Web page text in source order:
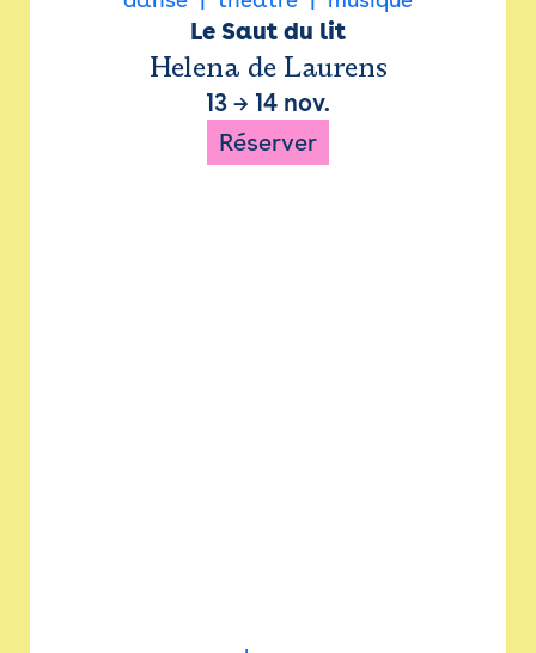
Le Saut du lit
Helena de Laurens
13 → 14 nov.
Réserver